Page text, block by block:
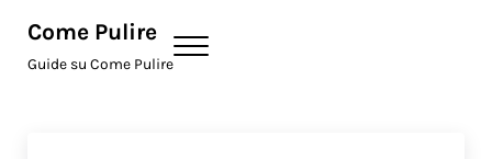
Come Pulire
Guide su Come Pulire
Menu